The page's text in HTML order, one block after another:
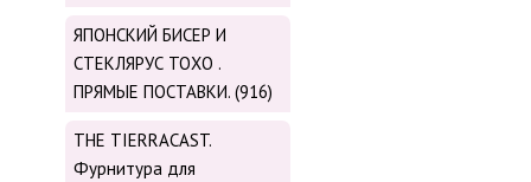
ЯПОНСКИЙ БИСЕР И
СТЕКЛЯРУС TOХО .
ПРЯМЫЕ ПОСТАВКИ. (916)
THE TIERRACAST.
Фурнитура для